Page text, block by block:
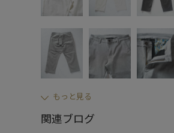
もっと見る
関連ブログ